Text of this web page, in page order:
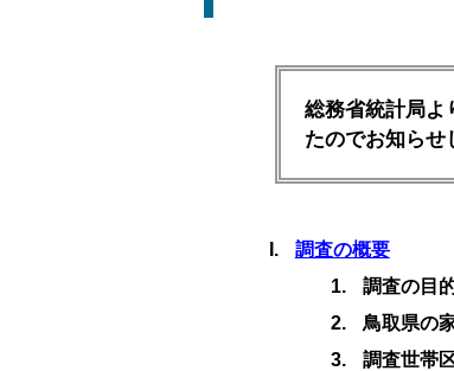
総務省統計局よ
たのでお知らせ
調査の概要
調査の目
鳥取県の
調査世帯